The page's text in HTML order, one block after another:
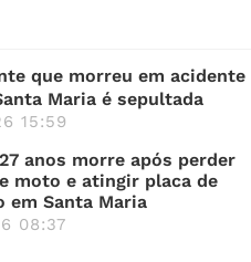
que morreu em acidente
Maria é sepultada
15:59
anos morre após perder
moto e atingir placa de
em Santa Maria
08:37